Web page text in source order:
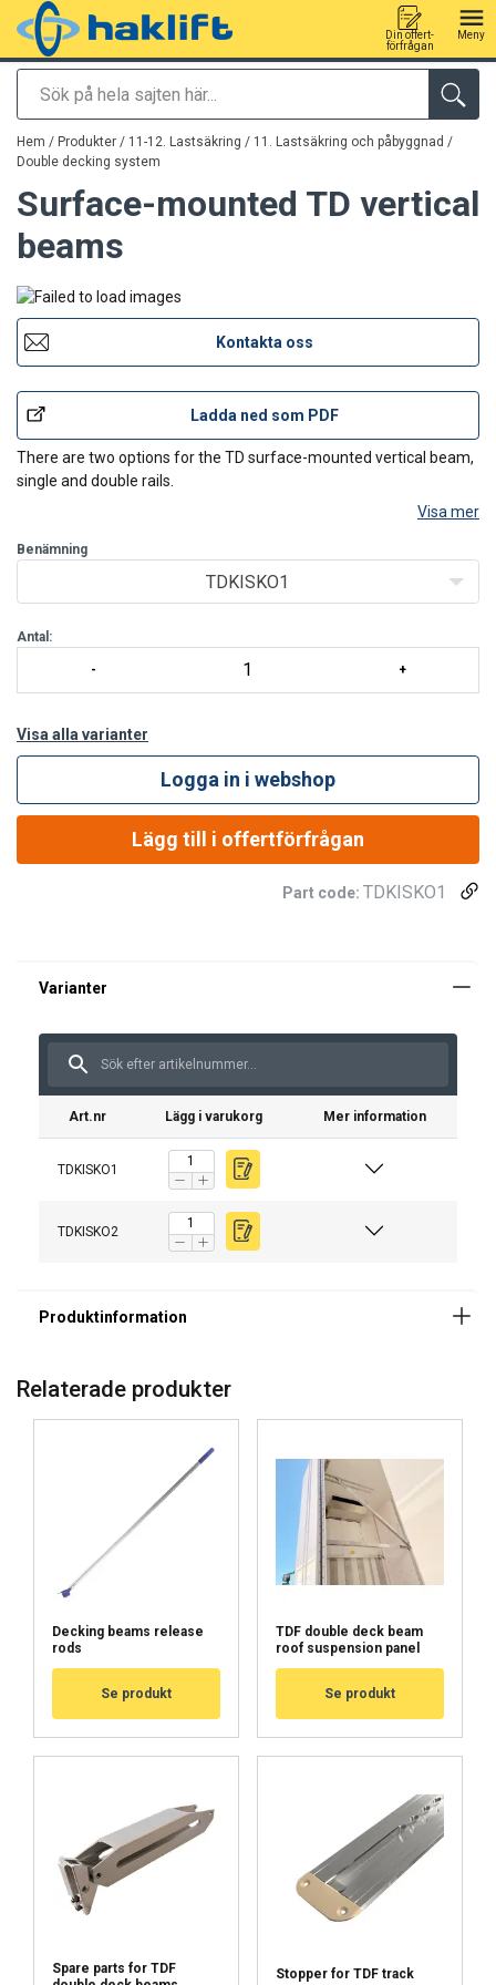
Sök
Din offert-
förfrågan
Meny
tillagd i varukorg
Hem / Produkter / 11-12. Lastsäkring / 11. Lastsäkring och påbyggnad /
Double decking system
Surface-mounted TD vertical
beams
Kontakta oss
Ladda ned som PDF
There are two options for the TD surface-mounted vertical beam,
single and double rails.
Visa mer
Benämning
TDKISKO1
Antal:
Visa alla varianter
Logga in i webshop
Lägg till i offertförfrågan
Part code: TDKISKO1
Art.nr Lägg i varukorg Mer information
TDKISKO1
TDKISKO2
Relaterade produkter
Decking beams release
rods
Se produkt
TDF double deck beam
roof suspension panel
Se produkt
Spare parts for TDF
Stopper for TDF track
ENGLISH TRANSLATION